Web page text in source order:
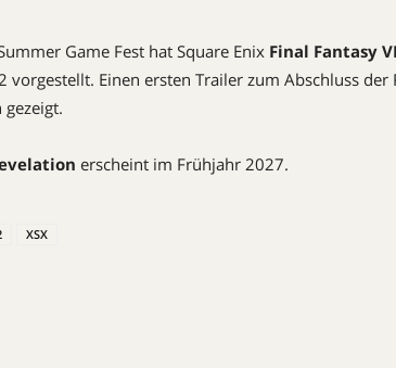
Game Fest hat Square Enix Final Fantasy
vorgestellt. Einen ersten Trailer zum Abschluss
erscheint im Frühjahr 2027.
XSX